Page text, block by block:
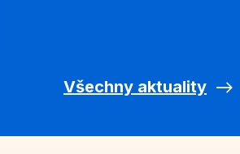
Všechny aktuality